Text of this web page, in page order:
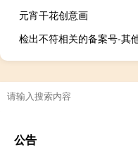
元宵干花创意画
公告